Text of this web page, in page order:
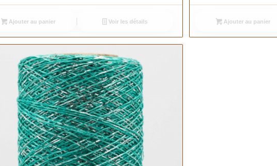
Ajouter au panier Voir les détails Ajouter au panier